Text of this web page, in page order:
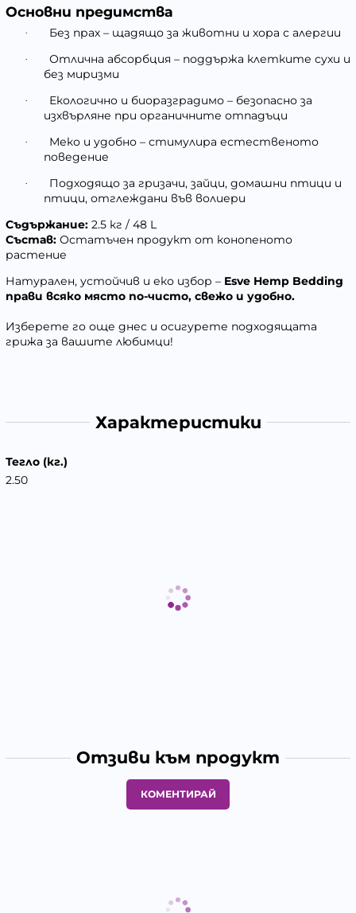
Основни предимства
· Без прах – щадящо за животни и хора с алергии
· Отлична абсорбция – поддържа клетките сухи и
без миризми
· Екологично и биоразградимо – безопасно за
изхвърляне при органичните отпадъци
· Меко и удобно – стимулира естественото
поведение
· Подходящо за гризачи, зайци, домашни птици и
птици, отглеждани във волиери
Съдържание: 2.5 кг / 48 L
Състав: Остатъчен продукт от конопеното
растение
Натурален, устойчив и еко избор – Esve Hemp Bedding
прави всяко място по-чисто, свежо и удобно.
Изберете го още днес и осигурете подходящата
грижа за вашите любимци!
Характеристики
Тегло (кг.)
2.50
Отзиви към продукт
КОМЕНТИРАЙ